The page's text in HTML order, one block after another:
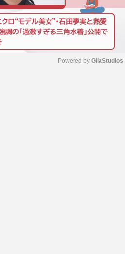
Powered by GliaStudios